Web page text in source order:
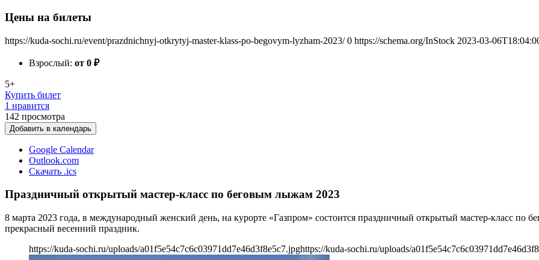
Цены на билеты
https://kuda-sochi.ru/event/prazdnichnyj-otkrytyj-master-klass-po-begovym-lyzham-2023/ 0 https://schema.org/InStock 2023-03-
Взрослый: от 0 ₽
5+
Купить билет
1 нравится
142 просмотра
Добавить в календарь
Google Calendar
Outlook.com
Скачать .ics
Праздничный открытый мастер-класс по беговым лыжам 2023
8 марта 2023 года, в международный женский день, на курорте «Газпром» состоится праздничный открытый мастер-класс по
прекрасный весенний праздник.
https://kuda-sochi.ru/uploads/a01f5e54c7c6c03971dd7e46d3f8e5c7.jpghttps://kuda-sochi.ru/uploads/